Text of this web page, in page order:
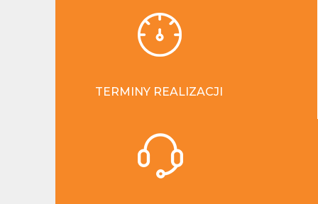
TERMINY REALIZACJI